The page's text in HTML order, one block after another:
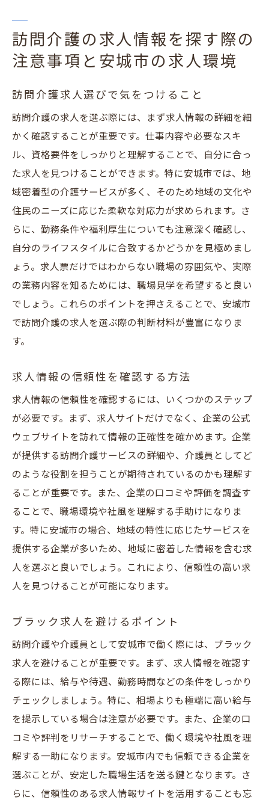
訪問介護の求人情報を探す際の
注意事項と安城市の求人環境
訪問介護求人選びで気をつけること
訪問介護の求人を選ぶ際には、まず求人情報の詳細を細
かく確認することが重要です。仕事内容や必要なスキ
ル、資格要件をしっかりと理解することで、自分に合っ
た求人を見つけることができます。特に安城市では、地
域密着型の介護サービスが多く、そのため地域の文化や
住民のニーズに応じた柔軟な対応力が求められます。さ
らに、勤務条件や福利厚生についても注意深く確認し、
自分のライフスタイルに合致するかどうかを見極めまし
ょう。求人票だけではわからない職場の雰囲気や、実際
の業務内容を知るためには、職場見学を希望すると良い
でしょう。これらのポイントを押さえることで、安城市
で訪問介護の求人を選ぶ際の判断材料が豊富になりま
す。
求人情報の信頼性を確認する方法
求人情報の信頼性を確認するには、いくつかのステップ
が必要です。まず、求人サイトだけでなく、企業の公式
ウェブサイトを訪れて情報の正確性を確かめます。企業
が提供する訪問介護サービスの詳細や、介護員としてど
のような役割を担うことが期待されているのかも理解す
ることが重要です。また、企業の口コミや評価を調査す
ることで、職場環境や社風を理解する手助けになりま
す。特に安城市の場合、地域の特性に応じたサービスを
提供する企業が多いため、地域に密着した情報を含む求
人を選ぶと良いでしょう。これにより、信頼性の高い求
人を見つけることが可能になります。
ブラック求人を避けるポイント
訪問介護や介護員として安城市で働く際には、ブラック
求人を避けることが重要です。まず、求人情報を確認す
る際には、給与や待遇、勤務時間などの条件をしっかり
チェックしましょう。特に、相場よりも極端に高い給与
を提示している場合は注意が必要です。また、企業の口
コミや評判をリサーチすることで、働く環境や社風を理
解する一助になります。安城市内でも信頼できる企業を
選ぶことが、安定した職場生活を送る鍵となります。さ
らに、信頼性のある求人情報サイトを活用することも忘